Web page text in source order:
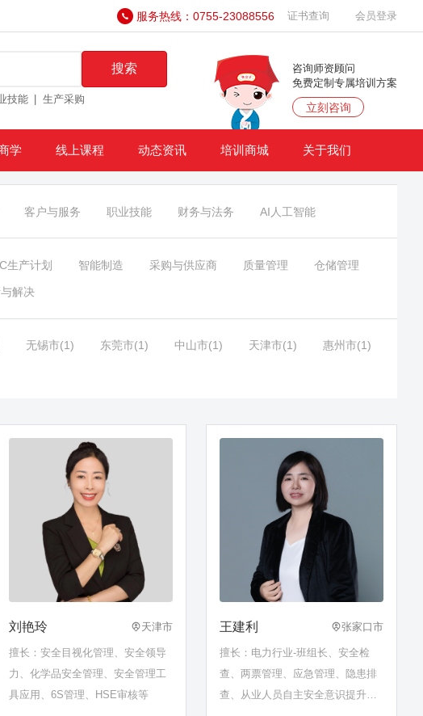
服务热线：0755-23088556 证书查询 会员登录
搜索
技能 生产采购
咨询师资顾问
免费定制专属培训方案
立刻咨询
学 线上课程 动态资讯 培训商城 关于我们
客户与服务 职业技能 财务与法务 AI人工智能
生产计划 智能制造 采购与供应商 质量管理 仓储管理
解决
无锡市(1) 东莞市(1) 中山市(1) 天津市(1) 惠州市(1)
刘艳玲 天津市
擅长：安全目视化管理、安全领导
力、化学品安全管理、安全管理工
具应用、6S管理、HSE审核等
王建利 张家口市
擅长：电力行业-班组长、安全检
查、两票管理、应急管理、隐患排
查、从业人员自主安全意识提升、